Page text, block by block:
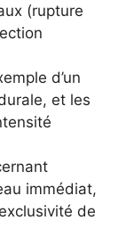
(rupture
d’un
et les
immédiat,
de